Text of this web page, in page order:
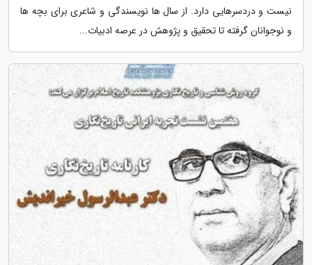
نیست و دردسرهایی دارد. از سال ها نویسندگی و شاعری برای بچه ها
و نوجوانان گرفته تا تحقیق و پژوهش در عرصه ادبیات...